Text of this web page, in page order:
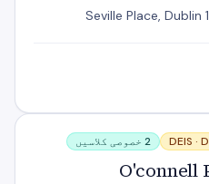
Seville Place, Dublin
DEIS · 2 خصوصی کلاسیں
O'connell